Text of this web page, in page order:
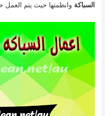
السباكة وانظمتها حيث يتم